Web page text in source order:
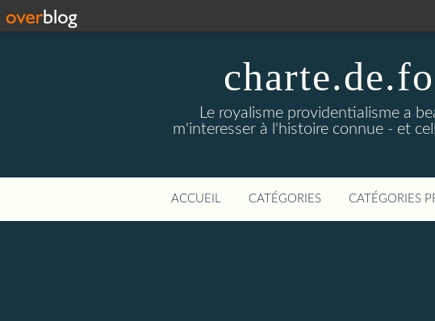
Le royalisme providentialisme a
m'interesser à l'histoire connue - et
ACCUEIL CATÉGORIES CATÉGORIES